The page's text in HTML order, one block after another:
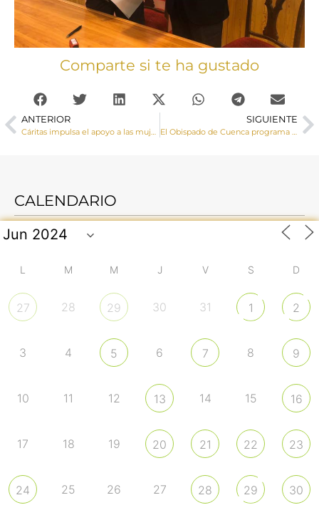
Comparte si te ha gustado
ANTERIOR
Cáritas impulsa el apoyo a las mujeres rurales y menores víctimas del conflicto armado en la República del Congo
SIGUIENTE
El Obispado de Cuenca programa un completo calendario de actividades para el Mes Misionero Extraordinario
CALENDARIO
L M M J V S D
27 28 29 30 31 1 2
3 4 5 6 7 8 9
10 11 12 13 14 15 16
17 18 19 20 21 22 23
24 25 26 27 28 29 30